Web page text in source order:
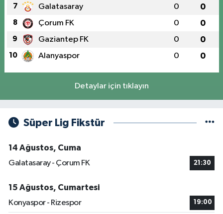
7 Galatasaray 0 0
8 Çorum FK 0 0
9 Gaziantep FK 0 0
10 Alanyaspor 0 0
Detaylar için tıklayın
Süper Lig Fikstür
14 Ağustos, Cuma
Galatasaray - Çorum FK
21:30
15 Ağustos, Cumartesi
Konyaspor - Rizespor
19:00